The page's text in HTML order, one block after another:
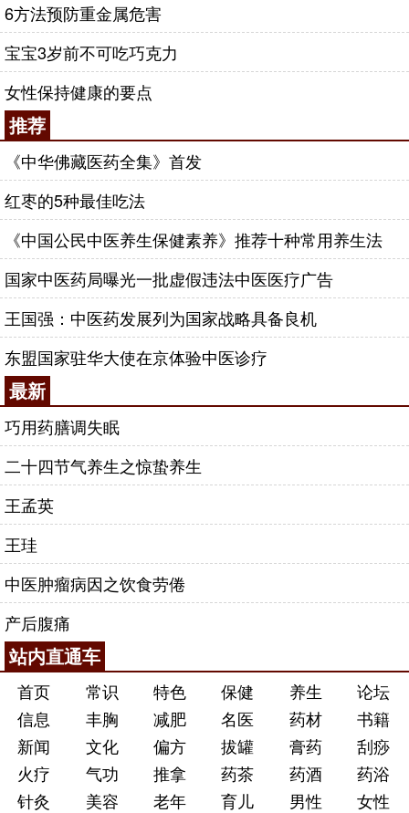
6方法预防重金属危害
宝宝3岁前不可吃巧克力
女性保持健康的要点
推荐
《中华佛藏医药全集》首发
红枣的5种最佳吃法
《中国公民中医养生保健素养》推荐十种常用养生法
国家中医药局曝光一批虚假违法中医医疗广告
王国强：中医药发展列为国家战略具备良机
东盟国家驻华大使在京体验中医诊疗
最新
巧用药膳调失眠
二十四节气养生之惊蛰养生
王孟英
王珪
中医肿瘤病因之饮食劳倦
产后腹痛
站内直通车
首页 常识 特色 保健 养生
论坛
信息
丰胸 减肥 名医 药材
书籍
新闻
文化 偏方 拔罐 膏药
刮痧
火疗
气功 推拿 药茶 药酒
药浴
针灸
美容 老年 育儿 男性 女性